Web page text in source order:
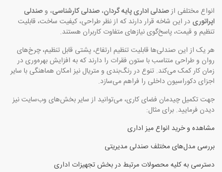
انواع مختلفی ازصندلی اداری پایه گردان، صندلی کارشناسی، وصندلی
اپراتوری در این شاخه قرار دارند که از نظر طراحی، کیفیت ساخت، قابلیت
تنظیم و قیمت، پاسخ‌گوی نیازهای متفاوت کاربران هستند.
هر یک از این صندلی‌ها قابلیت تنظیم ارتفاع، پشتی قابل تنظیم، چرخ‌های
روان و طراحی متناسب با ستون فقرات را دارند که به افزایش بهره‌وری در
زمان کار کمک می‌کند. تنوع در رنگ‌بندی و متریال نیز امکان هماهنگی با سایر
اجزای دکوراسیون داخلی را فراهم می‌سازد.
جهت تکمیل چیدمان فضای کاری، می‌توانید از سایر بخش‌های وب‌سایت نیز
دیدن فرمایید. برای مثال:
مشاهده و خرید انواع میز اداری
بررسی مدل‌های مختلف صندلی مدیریتی
دسترسی به کلیه محصولات مرتبط در بخش تجهیزات اداری